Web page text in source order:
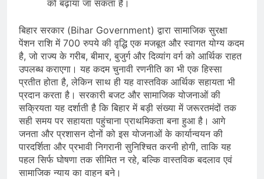
को बढ़ाया जा सकता है।
बिहार सरकार (Bihar Government) द्वारा सामाजिक सुरक्षा
पेंशन राशि में 700 रुपये की वृद्धि एक मजबूत और स्वागत योग्य कदम
है, जो राज्य के गरीब, बीमार, बुजुर्ग और दिव्यांग वर्ग को आर्थिक राहत
उपलब्ध कराएगा। यह कदम चुनावी रणनीति का भी एक हिस्सा
प्रतीत होता है, लेकिन साथ ही यह वास्तविक आर्थिक सहायता भी
प्रदान करता है। सरकारी बजट और सामाजिक योजनाओं की
सक्रियता यह दर्शाती है कि बिहार में बड़ी संख्या में जरूरतमंदों तक
सही समय पर सहायता पहुंचाना प्राथमिकता बना हुआ है। आगे
जनता और प्रशासन दोनों को इस योजनाओं के कार्यान्वयन की
पारदर्शिता और प्रभावी निगरानी सुनिश्चित करनी होगी, ताकि यह
पहल सिर्फ घोषणा तक सीमित न रहे, बल्कि वास्तविक बदलाव एवं
सामाजिक न्याय का वाहन बने।